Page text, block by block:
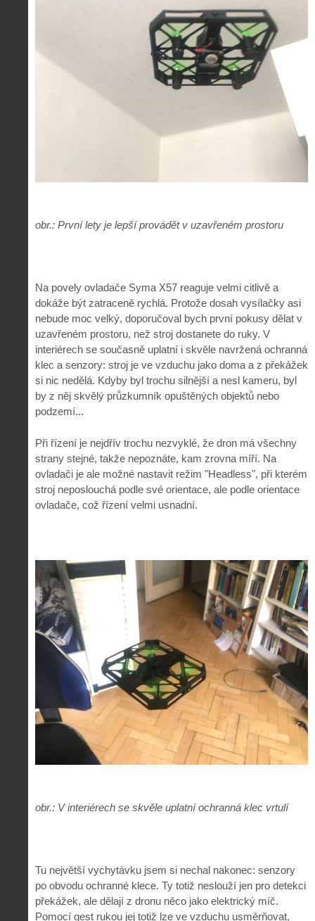
obr.: První lety je lepší provádět v uzavřeném prostoru
Na povely ovladače Syma X57 reaguje velmi citlivě a
dokáže být zatraceně rychlá. Protože dosah vysílačky asi
nebude moc velký, doporučoval bych první pokusy dělat v
uzavřeném prostoru, než stroj dostanete do ruky. V
interiérech se současně uplatní i skvěle navržená ochranná
klec a senzory: stroj je ve vzduchu jako doma a z překážek
si nic nedělá. Kdyby byl trochu silnější a nesl kameru, byl
by z něj skvělý průzkumník opuštěných objektů nebo
podzemí...
Při řízení je nejdřív trochu nezvyklé, že dron má všechny
strany stejné, takže nepoznáte, kam zrovna míří. Na
ovladači je ale možné nastavit režim "Headless", při kterém
stroj neposlouchá podle své orientace, ale podle orientace
ovladače, což řízení velmi usnadní.
obr.: V interiérech se skvěle uplatní ochranná klec vrtulí
Tu největší vychytávku jsem si nechal nakonec: senzory
po obvodu ochranné klece. Ty totiž neslouží jen pro detekci
překážek, ale dělají z dronu něco jako elektrický míč.
Pomocí gest rukou jej totiž lze ve vzduchu usměrňovat,